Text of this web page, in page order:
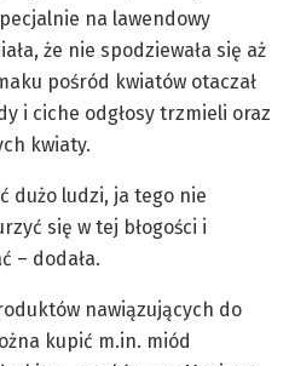
na lawendowy
że nie spodziewała się aż
pośród kwiatów otaczał
i ciche odgłosy trzmieli oraz
kwiaty.
dużo ludzi, ja tego nie
się w tej błogości i
– dodała.
nawiązujących do
kupić m.in. miód